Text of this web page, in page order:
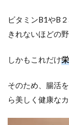
ビタミンB1やB
きれないほどの
しかもこれだけ
そのため、腸活
ら美しく健康な